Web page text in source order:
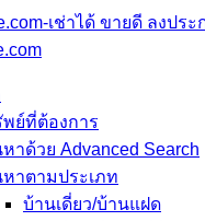
ย์ที่ต้องการ
าด้วย Advanced Search
าตามประเภท
บ้านเดี่ยว/บ้านแฝด